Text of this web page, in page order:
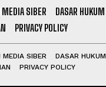
MEDIA SIBER
DASAR HUKUM
PRIVACY POLICY
MEDIA SIBER
DASAR HUKUM
PRIVACY POLICY